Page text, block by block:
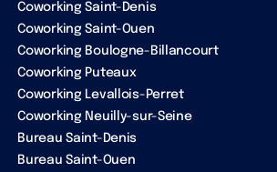
Coworking Saint-Denis
Coworking Saint-Ouen
Coworking Boulogne-Billancourt
Coworking Puteaux
Coworking Levallois-Perret
Coworking Neuilly-sur-Seine
Bureau Saint-Denis
Bureau Saint-Ouen